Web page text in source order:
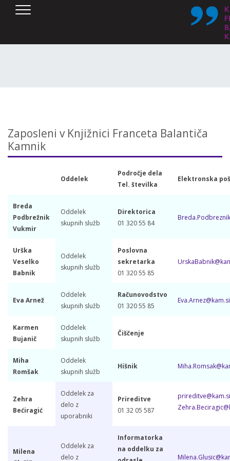
Zaposleni v Knjižnici Franceta Balantiča
Kamnik
Oddelek
Področje dela
Tel. številka
Elektronska
Breda
Podbrežnik
Vukmir
Oddelek
skupnih služb
Direktorica
01 320 55 84
Urška
Veselko
Babnik
Oddelek
skupnih služb
Poslovna
sekretarka
01 320 55 85
Eva Arnež
Oddelek
skupnih služb
Računovodstvo
01 320 55 85
Karmen
Bujanič
Oddelek
skupnih služb
Čiščenje
Miha
Romšak
Oddelek
skupnih služb
Hišnik
Zehra
Bećiragić
Oddelek za
delo z
uporabniki
Prireditve
01 32 05 587
Milena
Oddelek za
delo z
Informatorka
na oddelku za